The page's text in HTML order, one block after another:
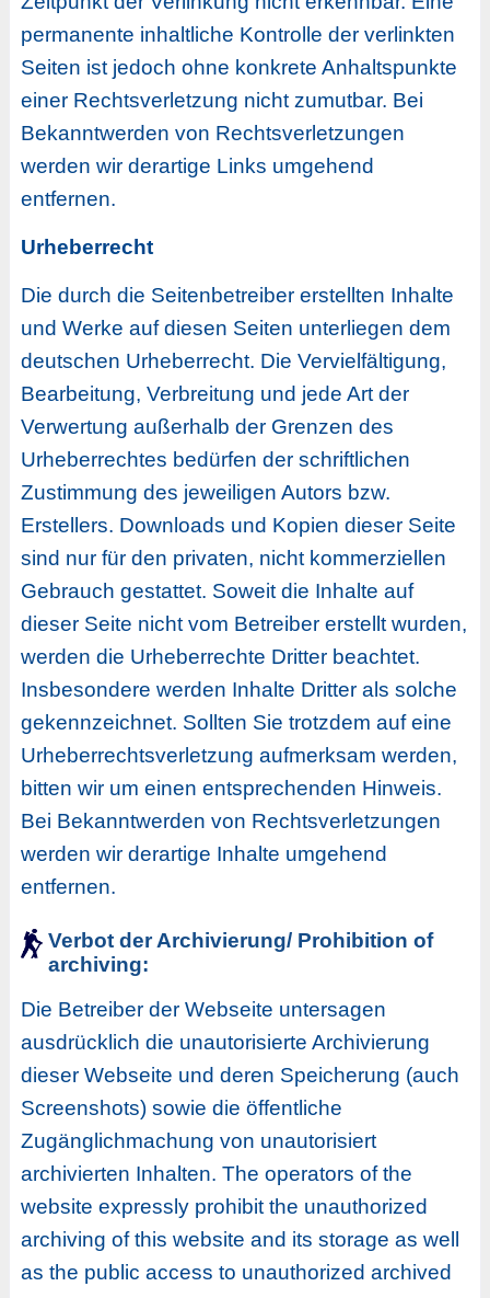
permanente inhaltliche Kontrolle der verlinkten
Seiten ist jedoch ohne konkrete Anhaltspunkte
einer Rechtsverletzung nicht zumutbar. Bei
Bekanntwerden von Rechtsverletzungen
werden wir derartige Links umgehend
entfernen.
Urheberrecht
Die durch die Seitenbetreiber erstellten Inhalte
und Werke auf diesen Seiten unterliegen dem
deutschen Urheberrecht. Die Vervielfältigung,
Bearbeitung, Verbreitung und jede Art der
Verwertung außerhalb der Grenzen des
Urheberrechtes bedürfen der schriftlichen
Zustimmung des jeweiligen Autors bzw.
Erstellers. Downloads und Kopien dieser Seite
sind nur für den privaten, nicht kommerziellen
Gebrauch gestattet. Soweit die Inhalte auf
dieser Seite nicht vom Betreiber erstellt wurden,
werden die Urheberrechte Dritter beachtet.
Insbesondere werden Inhalte Dritter als solche
gekennzeichnet. Sollten Sie trotzdem auf eine
Urheberrechtsverletzung aufmerksam werden,
bitten wir um einen entsprechenden Hinweis.
Bei Bekanntwerden von Rechtsverletzungen
werden wir derartige Inhalte umgehend
entfernen.
Verbot der Archivierung/ Prohibition of
archiving:
Die Betreiber der Webseite untersagen
ausdrücklich die unautorisierte Archivierung
dieser Webseite und deren Speicherung (auch
Screenshots) sowie die öffentliche
Zugänglichmachung von unautorisiert
archivierten Inhalten. The operators of the
website expressly prohibit the unauthorized
archiving of this website and its storage as well
as the public access to unauthorized archived